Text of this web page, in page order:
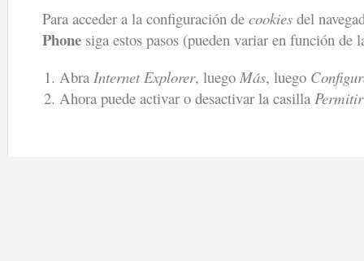
Para acceder a la configuración de cookies del
Phone siga estos pasos (pueden variar en función de
Abra Internet Explorer, luego Más, luego
Ahora puede activar o desactivar la casilla